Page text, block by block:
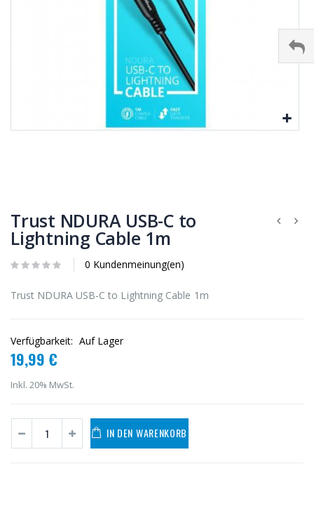
Trust NDURA USB-C to
Lightning Cable 1m
0 Kundenmeinung(en)
Trust NDURA USB-C to Lightning Cable 1m
Verfügbarkeit: Auf Lager
19,99 €
Inkl. 20% MwSt.
IN DEN WARENKORB